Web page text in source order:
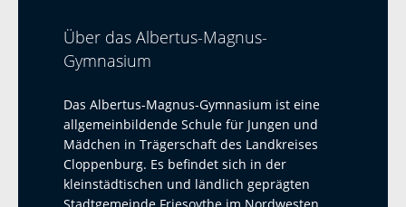
Über das Albertus-Magnus-
Gymnasium
Das Albertus-Magnus-Gymnasium ist eine
allgemeinbildende Schule für Jungen und
Mädchen in Trägerschaft des Landkreises
Cloppenburg. Es befindet sich in der
kleinstädtischen und ländlich geprägten